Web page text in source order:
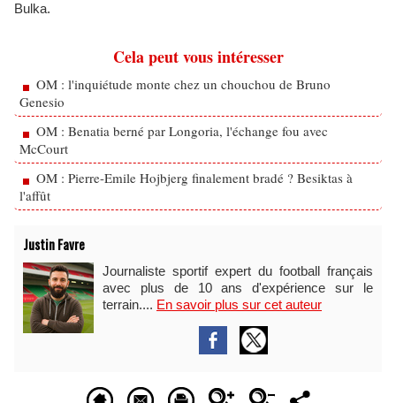
Bulka.
Cela peut vous intéresser
OM : l'inquiétude monte chez un chouchou de Bruno
Genesio
OM : Benatia berné par Longoria, l'échange fou avec
McCourt
OM : Pierre-Emile Hojbjerg finalement bradé ? Besiktas à
l'affût
Justin Favre
Journaliste sportif expert du football français
avec plus de 10 ans d'expérience sur le
terrain.... En savoir plus sur cet auteur